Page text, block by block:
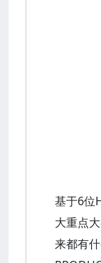
基于6位
大重点
来都有